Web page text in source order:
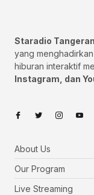
Staradio
yang
hiburan interaktif
Instagram, dan
About Us
Our Program
Live Streaming